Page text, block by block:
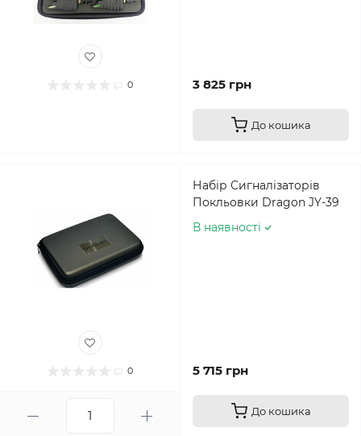
0 3 825 грн
До кошика
0
Набір Сигналізаторів
Покльовки Dragon JY-39
В наявності
5 715 грн
До кошика